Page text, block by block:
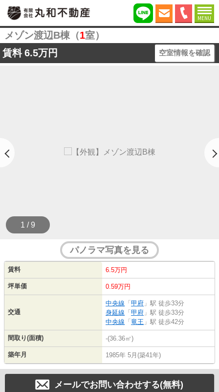
MENU
メゾン渡辺B棟（1室）
賃料 6.5万円 空室情報を確認
1 / 9
パノラマ写真を見る
賃料 6.5万円
坪単価 0.59万円
交通
中央線 「 甲府 」駅 徒歩33分
身延線 「 甲府 」駅 徒歩33分
中央線 「 竜王 」駅 徒歩42分
間取り(面積) -(36.36㎡)
築年月 1985年 5月(築41年)
メールでお問い合わせする(無料)